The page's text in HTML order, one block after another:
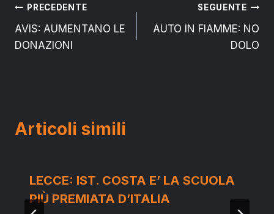
Navigazione
articoli
PRECEDENTE
AVIS: AUMENTANO LE
DONAZIONI
SEGUENTE
AUTO IN FIAMME: NO
DOLO
Articoli simili
LECCE: IST. COSTA E’ LA SCUOLA
PIÙ PREMIATA D’ITALIA